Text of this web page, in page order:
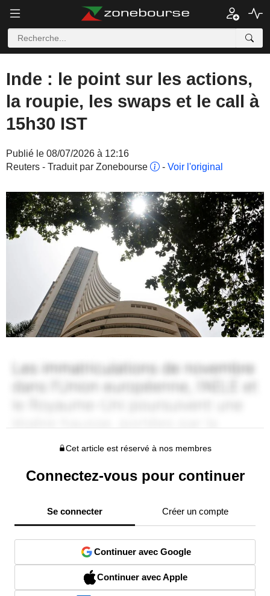
Inde : le point sur les actions,
la roupie, les swaps et le call à
15h30 IST
Publié le 08/07/2026 à 12:16
Reuters - Traduit par Zonebourse
- Voir l'original
Cet article est réservé à nos membres
Connectez-vous pour continuer
Se connecter Créer un compte
Continuer avec Google
Continuer avec Apple